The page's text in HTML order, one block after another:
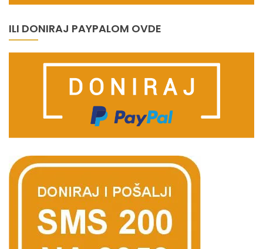
ILI DONIRAJ PAYPALOM OVDE